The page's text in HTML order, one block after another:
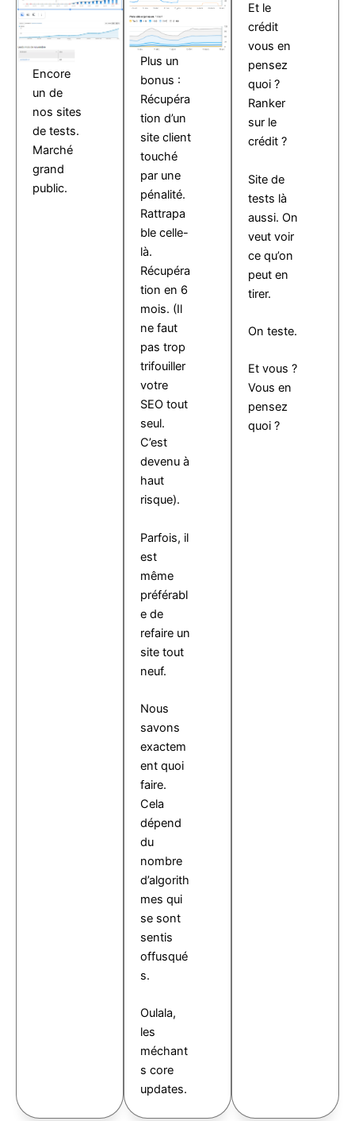
Encore
un de
nos sites
de tests.
Marché
grand
public.
Plus un
bonus :
Récupéra
tion d’un
site client
touché
par une
pénalité.
Rattrapa
ble celle-
là.
Récupéra
tion en 6
mois. (Il
ne faut
pas trop
trifouiller
votre
SEO tout
seul.
C’est
devenu à
haut
risque).
Parfois, il
est
même
préférabl
e de
refaire un
site tout
neuf.
Nous
savons
exactem
ent quoi
faire.
Cela
dépend
du
nombre
d’algorith
mes qui
se sont
sentis
offusqué
s.
Oulala,
les
méchant
s core
updates.
Et le
crédit
vous en
pensez
quoi ?
Ranker
sur le
crédit ?
Site de
tests là
aussi. On
veut voir
ce qu’on
peut en
tirer.
On teste.
Et vous ?
Vous en
pensez
quoi ?